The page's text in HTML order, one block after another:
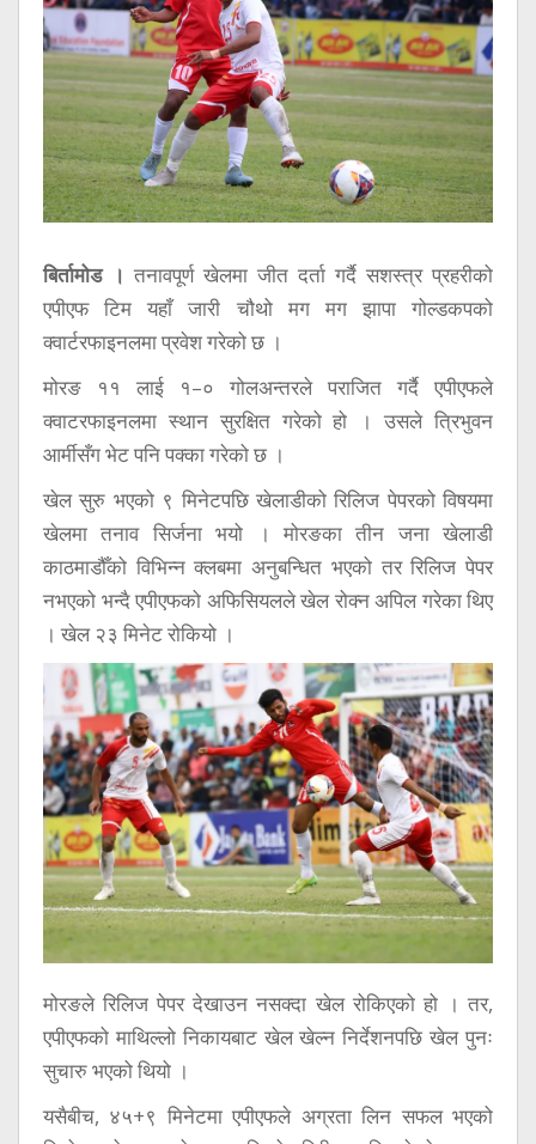
बिर्तामोड । तनावपूर्ण खेलमा जीत दर्ता गर्दै सशस्त्र प्रहरीको
एपीएफ टिम यहाँ जारी चौथो मग मग झापा गोल्डकपको
क्वार्टरफाइनलमा प्रवेश गरेको छ ।
मोरङ ११ लाई १–० गोलअन्तरले पराजित गर्दै एपीएफले
क्वाटरफाइनलमा स्थान सुरक्षित गरेको हो । उसले त्रिभुवन
आर्मीसँग भेट पनि पक्का गरेको छ ।
खेल सुरु भएको ९ मिनेटपछि खेलाडीको रिलिज पेपरको विषयमा
खेलमा तनाव सिर्जना भयो । मोरङका तीन जना खेलाडी
काठमाडौँको विभिन्न क्लबमा अनुबन्धित भएको तर रिलिज पेपर
नभएको भन्दै एपीएफको अफिसियलले खेल रोक्न अपिल गरेका थिए
। खेल २३ मिनेट रोकियो ।
मोरङले रिलिज पेपर देखाउन नसक्दा खेल रोकिएको हो । तर,
एपीएफको माथिल्लो निकायबाट खेल खेल्न निर्देशनपछि खेल पुनः
सुचारु भएको थियो ।
यसैबीच, ४५+९ मिनेटमा एपीएफले अग्रता लिन सफल भएको
अन्तर्राष्ट्रिय
स्वास्थ्य
विज्ञापन
Tech